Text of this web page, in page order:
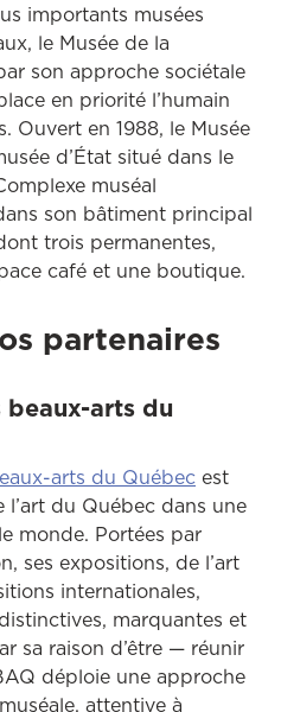
importants musées
le Musée de la
son approche sociétale
en priorité l’humain
Ouvert en 1988, le Musée
d’État situé dans le
muséal
son bâtiment principal
trois permanentes,
café et une boutique.
partenaires
beaux-arts du
arts du QuébecCe lien
est
du Québec dans une
monde. Portées par
ses expositions, de l’art
internationales,
marquantes et
sa raison d’être — réunir
déploie une approche
attentive à